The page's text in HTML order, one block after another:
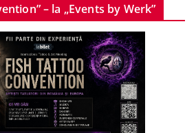
– la „Events by Werk”